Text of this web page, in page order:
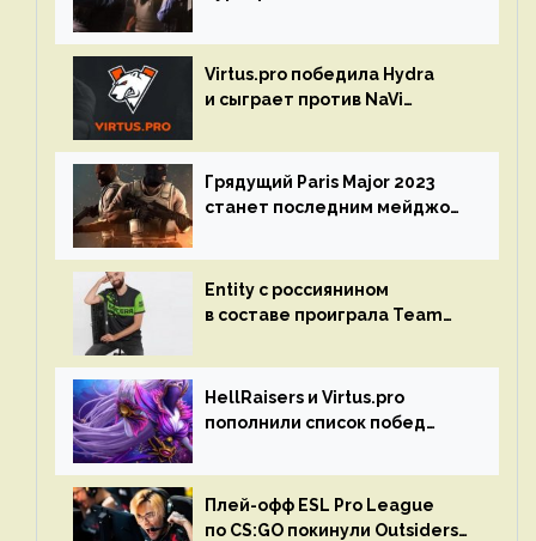
Virtus.pro победила Hydra
и сыграет против NaVi
Грядущий Paris Major 2023
станет последним мейджор-
Entity с россиянином
в составе проиграла Team
HellRaisers и Virtus.pro
пополнили список побед
Плей-офф ESL Pro League
по CS:GO покинули Outsiders